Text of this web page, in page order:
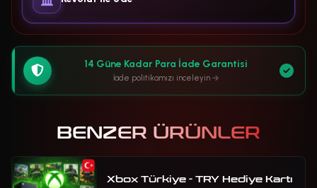
14 Güne Kadar Para İade Garantisi
İade politikamızı inceleyin
BENZER ÜRÜNLER
Xbox Türkiye - TRY Hediye Kartı